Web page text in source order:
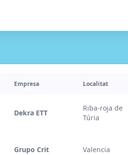
Empresa Localitat
Dekra ETT
Riba-roja de
Túria
Grupo Crit Valencia